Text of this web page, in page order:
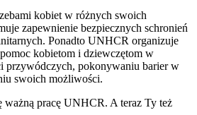
kobiet w różnych swoich
zapewnienie bezpiecznych schronień
Ponadto UNHCR organizuje
kobietom i dziewczętom w
przywódczych, pokonywaniu barier w
swoich możliwości.
ważną pracę UNHCR. A teraz Ty też